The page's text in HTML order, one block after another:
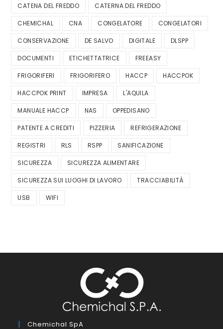
CATENA DEL FREDDO CATERNA DEL FREDDO
CHEMICHAL CNA CONGELATORE CONGELATORI
CONSERVAZIONE DE SALVO DIGITALE DLSPP
DOCUMENTI ETICHETTATRICE FREEASY
FRIGORIFERI FRIGORIFERO HACCP HACCPOK
HACCPOK PRINT IMPRESA L'AQUILA
MANUALE HACCP NAS OPPEDISANO
PATENTE A CREDITI PIZZERIA REFRIGERAZIONE
REGISTRI RLS RSPP SANIFICAZIONE
SICUREZZA SICUREZZA ALIMENTARE
SICUREZZA SUI LUOGHI DI LAVORO TRACCIABILITÀ
USB WIFI
Chemichal SpA